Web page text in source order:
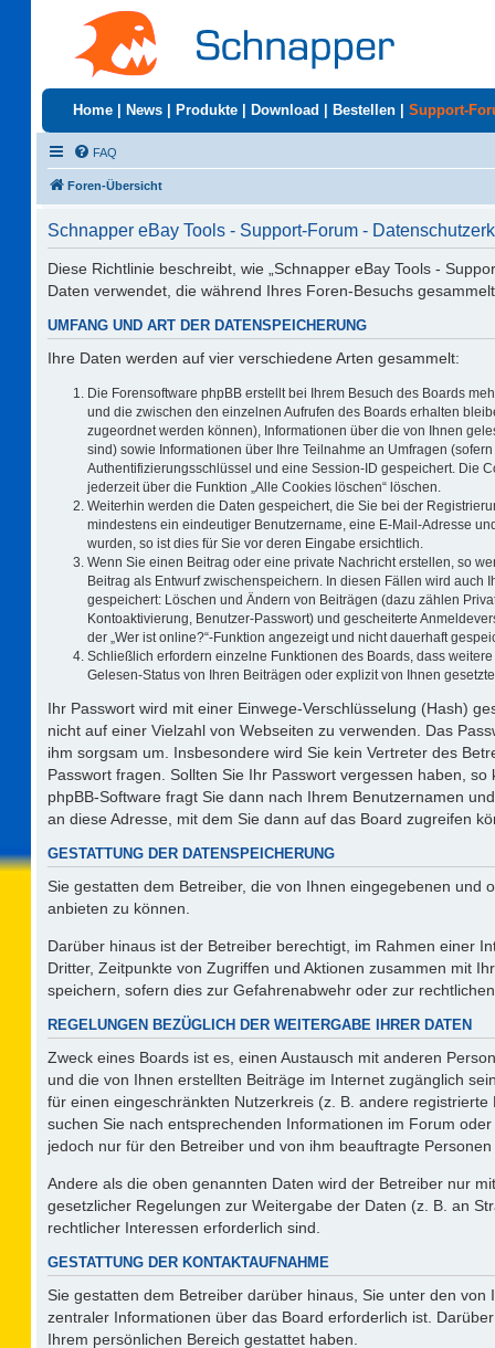
Home News Produkte Download Bestellen Support-
FAQ
Foren-Übersicht
Schnapper eBay Tools - Support-Forum -
Diese Richtlinie beschreibt, wie „Schnapper eBay Tools -
Daten verwendet, die während Ihres Foren-Besuchs
UMFANG UND ART DER DATENSPEICHERUNG
Ihre Daten werden auf vier verschiedene Arten gesammelt:
Die Forensoftware phpBB erstellt bei Ihrem Besuch des Boards
und die zwischen den einzelnen Aufrufen des Boards erhalten
zugeordnet werden können), Informationen über die von Ihnen
sind) sowie Informationen über Ihre Teilnahme an Umfragen
Authentifizierungsschlüssel und eine Session-ID gespeichert. Die
jederzeit über die Funktion „Alle Cookies löschen“ löschen.
Weiterhin werden die Daten gespeichert, die Sie bei der
mindestens ein eindeutiger Benutzername, eine E-Mail-Adresse
wurden, so ist dies für Sie vor deren Eingabe ersichtlich.
Wenn Sie einen Beitrag oder eine private Nachricht erstellen, so
Beitrag als Entwurf zwischenspeichern. In diesen Fällen wird
gespeichert: Löschen und Ändern von Beiträgen (dazu zählen
Kontoaktivierung, Benutzer-Passwort) und gescheiterte
der „Wer ist online?“-Funktion angezeigt und nicht dauerhaft
Schließlich erfordern einzelne Funktionen des Boards, dass
Gelesen-Status von Ihren Beiträgen oder explizit von Ihnen
Ihr Passwort wird mit einer Einwege-Verschlüsselung (Hash)
nicht auf einer Vielzahl von Webseiten zu verwenden. Das
ihm sorgsam um. Insbesondere wird Sie kein Vertreter des
Passwort fragen. Sollten Sie Ihr Passwort vergessen haben,
phpBB-Software fragt Sie dann nach Ihrem Benutzernamen
an diese Adresse, mit dem Sie dann auf das Board zugreifen
GESTATTUNG DER DATENSPEICHERUNG
Sie gestatten dem Betreiber, die von Ihnen eingegebenen
anbieten zu können.
Darüber hinaus ist der Betreiber berechtigt, im Rahmen einer
Dritter, Zeitpunkte von Zugriffen und Aktionen zusammen mit
speichern, sofern dies zur Gefahrenabwehr oder zur
REGELUNGEN BEZÜGLICH DER WEITERGABE IHRER DATEN
Zweck eines Boards ist es, einen Austausch mit anderen
und die von Ihnen erstellten Beiträge im Internet zugänglich
für einen eingeschränkten Nutzerkreis (z. B. andere
suchen Sie nach entsprechenden Informationen im Forum
jedoch nur für den Betreiber und von ihm beauftragte
Andere als die oben genannten Daten wird der Betreiber nur
gesetzlicher Regelungen zur Weitergabe der Daten (z. B. an
rechtlicher Interessen erforderlich sind.
GESTATTUNG DER KONTAKTAUFNAHME
Sie gestatten dem Betreiber darüber hinaus, Sie unter den
zentraler Informationen über das Board erforderlich ist.
Ihrem persönlichen Bereich gestattet haben.